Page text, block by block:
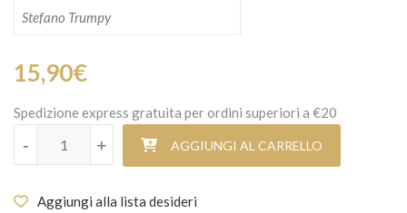
Stefano Trumpy
15,90€
Spedizione express gratuita per ordini superiori a €20
Viaggio nel futuro quantità
+
- AGGIUNGI AL CARRELLO
Aggiungi alla lista desideri